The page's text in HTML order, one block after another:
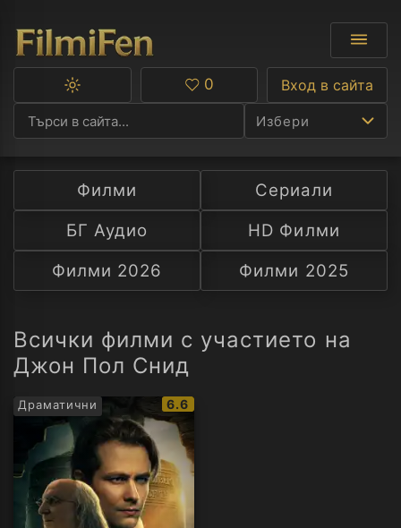
Избери
Ф
С
А
Превключване
тъмна
тема
Любими
0 Вход в сайта
Филми
Сериали
БГ Аудио
HD Филми
Филми 2026
Филми 2025
Всички филми с участието на
Джон Пол Снид
Драматични
IMDb
рейтинг:
6.6